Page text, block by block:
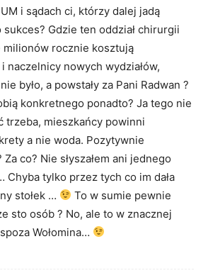
i sądach ci, którzy dalej jadą
sukces? Gdzie ten oddział chirurgii
milionów rocznie kosztują
naczelnicy nowych wydziałów,
było, a powstały za Pani Radwan ?
konkretnego ponadto? Ja tego nie
trzeba, mieszkańcy powinni
a nie woda. Pozytywnie
co? Nie słyszałem ani jednego
Chyba tylko przez tych co im dała
stołek …
To w sumie pewnie
sto osób ? No, ale to w znacznej
Wołomina…